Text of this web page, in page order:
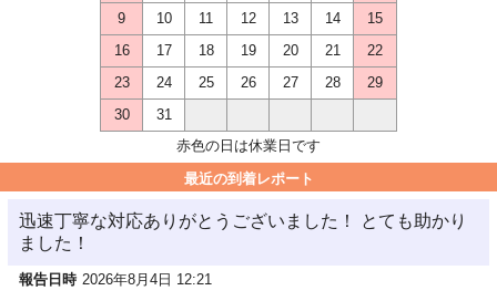
9
10 11 12 13 14
15
16
17 18 19 20 21
22
23
24 25 26 27 28
29
30
31
赤色の日は休業日です
最近の到着レポート
迅速丁寧な対応ありがとうございました！ とても助かり
ました！
報告日時 2026年8月4日 12:21